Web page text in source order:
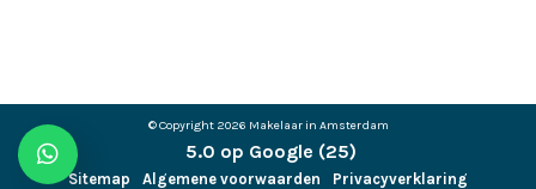
© Copyright 2026 Makelaar in Amsterdam
5.0 op Google (25)
Sitemap Algemene voorwaarden Privacyverklaring